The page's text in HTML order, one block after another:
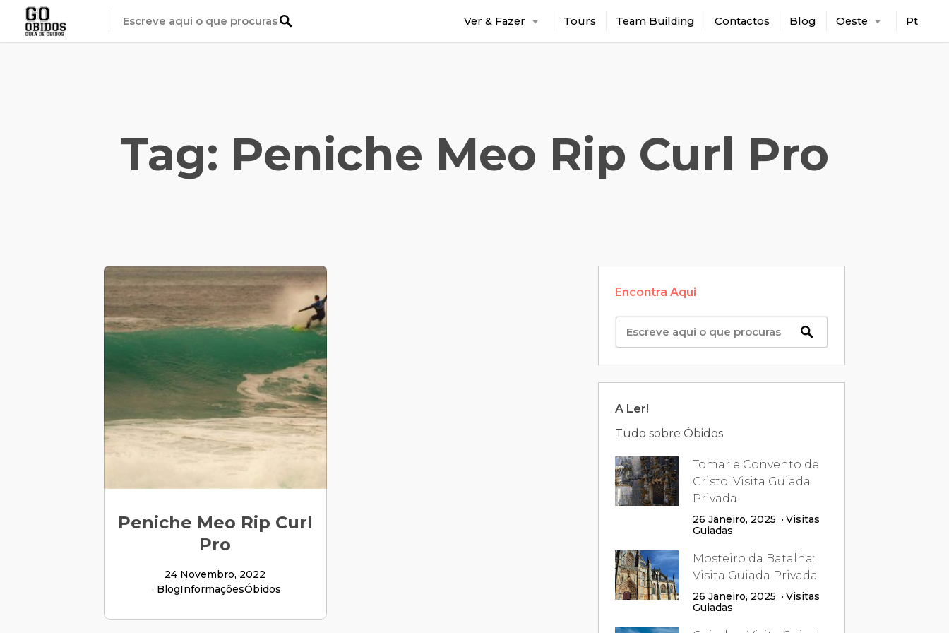
Ver & Fazer Tours Team Building Contactos Blog Oeste Pt
Tag: Peniche Meo Rip Curl Pro
Peniche Meo Rip Curl
Pro
24 Novembro, 2022
BlogInformaçõesÓbidos
Encontra Aqui
A Ler!
Tudo sobre Óbidos
Tomar e Convento de
Cristo: Visita Guiada
Privada
26 Janeiro, 2025
Visitas
Guiadas
Mosteiro da Batalha:
Visita Guiada Privada
26 Janeiro, 2025
Visitas
Guiadas